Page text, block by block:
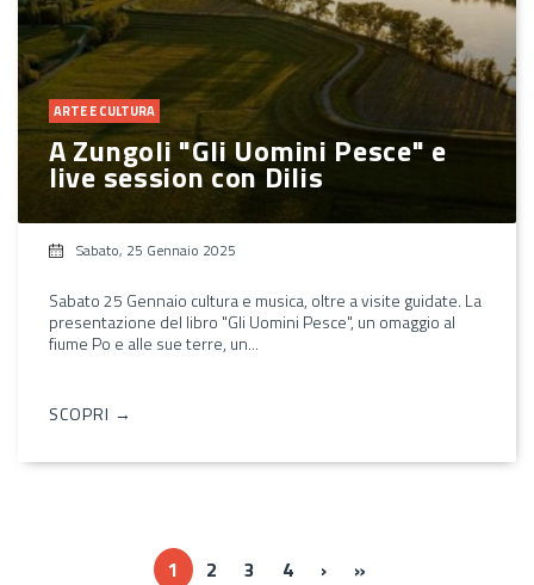
ARTE E CULTURA
A Zungoli "Gli Uomini Pesce" e
live session con Dilis
Sabato, 25 Gennaio 2025
Sabato 25 Gennaio cultura e musica, oltre a visite guidate. La
presentazione del libro "Gli Uomini Pesce", un omaggio al
fiume Po e alle sue terre, un...
SCOPRI →
1 2 3 4 ››› »